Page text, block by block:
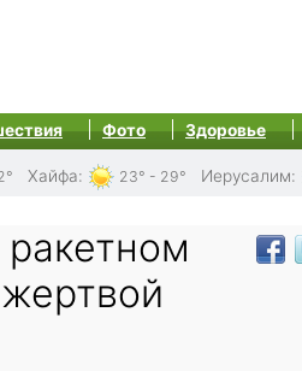
Фото Здоровье
Хайфа: 23° - 29° Иерусалим: